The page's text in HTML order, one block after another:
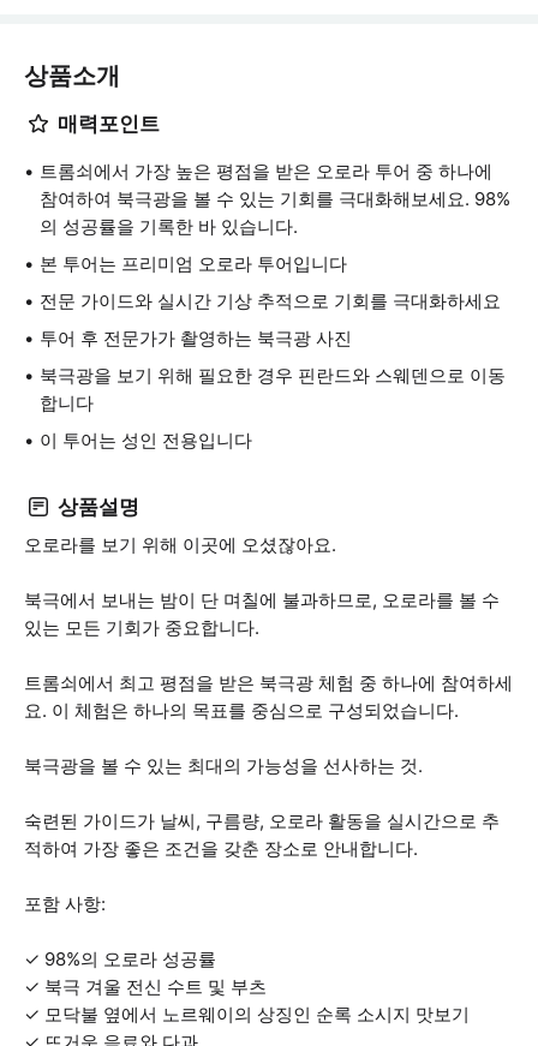
상품소개
매력포인트
트롬쇠에서 가장 높은 평점을 받은 오로라 투어 중 하나에
참여하여 북극광을 볼 수 있는 기회를 극대화해보세요. 98%
의 성공률을 기록한 바 있습니다.
본 투어는 프리미엄 오로라 투어입니다
전문 가이드와 실시간 기상 추적으로 기회를 극대화하세요
투어 후 전문가가 촬영하는 북극광 사진
북극광을 보기 위해 필요한 경우 핀란드와 스웨덴으로 이동
합니다
이 투어는 성인 전용입니다
상품설명
오로라를 보기 위해 이곳에 오셨잖아요.
북극에서 보내는 밤이 단 며칠에 불과하므로, 오로라를 볼 수
있는 모든 기회가 중요합니다.
트롬쇠에서 최고 평점을 받은 북극광 체험 중 하나에 참여하세
요. 이 체험은 하나의 목표를 중심으로 구성되었습니다.
북극광을 볼 수 있는 최대의 가능성을 선사하는 것.
숙련된 가이드가 날씨, 구름량, 오로라 활동을 실시간으로 추
적하여 가장 좋은 조건을 갖춘 장소로 안내합니다.
포함 사항:
✓ 98%의 오로라 성공률
✓ 북극 겨울 전신 수트 및 부츠
✓ 모닥불 옆에서 노르웨이의 상징인 순록 소시지 맛보기